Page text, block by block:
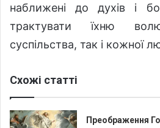
наближені до духів і
трактувати їхню
суспільства, так і кожної
Схожі статті
Преображення